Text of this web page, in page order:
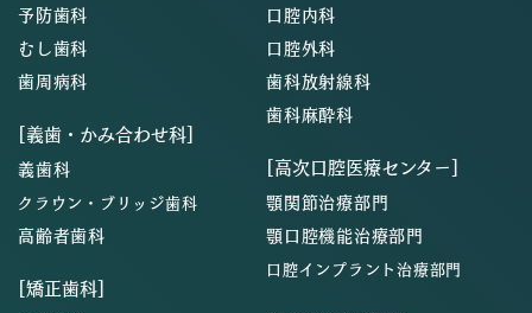
予防歯科
むし歯科
歯周病科
[義歯・かみ合わせ科]
義歯科
クラウン・ブリッジ歯科
高齢者歯科
[矯正歯科]
口腔内科
口腔外科
歯科放射線科
歯科麻酔科
[高次口腔医療センター]
顎関節治療部門
顎口腔機能治療部門
口腔インプラント治療部門